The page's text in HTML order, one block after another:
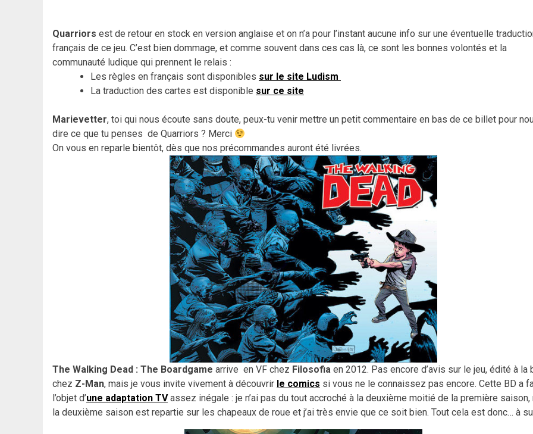
Quarriors est de retour en stock en version anglaise et on n’a pour l’instant aucune info sur une éventuelle
français de ce jeu. C’est bien dommage, et comme souvent dans ces cas là, ce sont les bonnes volontés et la
communauté ludique qui prennent le relais :
Les règles en français sont disponibles sur le site Ludism
La traduction des cartes est disponible sur ce site
Marievetter, toi qui nous écoute sans doute, peux-tu venir mettre un petit commentaire en bas de ce billet pour
dire ce que tu penses de Quarriors ? Merci
On vous en reparle bientôt, dès que nos précommandes auront été livrées.
The Walking Dead : The Boardgame arrive en VF chez Filosofia en 2012. Pas encore d’avis sur le jeu, édité à la
chez Z-Man, mais je vous invite vivement à découvrir le comics si vous ne le connaissez pas encore. Cette BD a
l’objet d’une adaptation TVassez inégale : je n’ai pas du tout accroché à la deuxième moitié de la première saison,
la deuxième saison est repartie sur les chapeaux de roue et j’ai très envie que ce soit bien. Tout cela est donc… à